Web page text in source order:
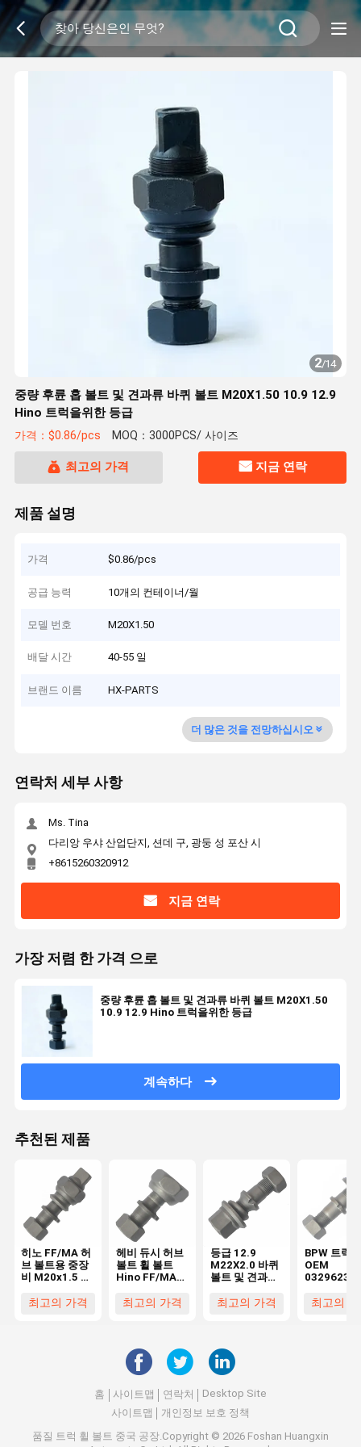
2/14
중량 후륜 홉 볼트 및 견과류 바퀴 볼트 M20X1.50 10.9 12.9
Hino 트럭을위한 등급
가격：$0.86/pcs MOQ：3000PCS/ 사이즈
최고의 가격 지금 연락
제품 설명
가격 $0.86/pcs
공급 능력 10개의 컨테이너/월
모델 번호 M20X1.50
배달 시간 40-55 일
브랜드 이름 HX-PARTS
더 많은 것을 전망하십시오
연락처 세부 사항
Ms. Tina
다리앙 우샤 산업단지, 션데 구, 광둥 성 포산 시
+8615260320912
지금 연락
가장 저렴 한 가격 으로
중량 후륜 홉 볼트 및 견과류 바퀴 볼트 M20X1.50
10.9 12.9 Hino 트럭을위한 등급
계속하다
추천된 제품
히노 FF/MA 허
브 볼트용 중장
비 M20x1.5 후
노 트럭용)
최고의 가격
헤비 듀시 허브
볼트 휠 볼트
Hino FF/MA
최고의 가격
등급 12.9
M22X2.0 바퀴
볼트 및 견과류
OEM0329613170
최고의 가격
BPW 트럭
OEM
용 고품질
최고의
홈 사이트맵 연락처
Desktop Site
사이트맵
개인정보 보호 정책
품질 트럭 휠 볼트 중국 공장.Copyright © 2026 Foshan Huangxin